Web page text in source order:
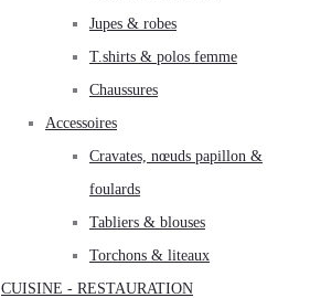
Jupes & robes
T.shirts & polos femme
Chaussures
Accessoires
Cravates, nœuds papillon &
foulards
Tabliers & blouses
Torchons & liteaux
CUISINE - RESTAURATION